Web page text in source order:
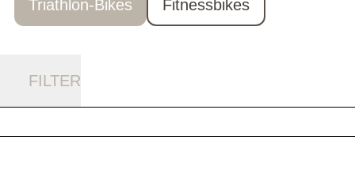
Triathlon-Bikes Fitnessbikes
FILTER